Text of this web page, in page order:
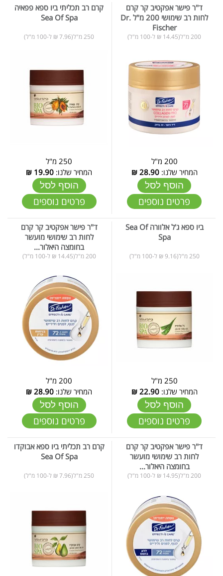
ד"ר פישר אפקטיב קר קרם
לחות רב שימושי 200 מ"ל Dr.
Fischer
200 מ"ל(14.45 ₪ ל-100 מ"ל)
200 מ"ל
המחיר שלנו:28.90
₪
הוסף לסל
פרטים נוספים
קרם רב תכליתי ביו ספא פפאיה
Sea Of Spa
250 מ"ל(7.96 ₪ ל-100 מ"ל)
250 מ"ל
המחיר שלנו: 19.90
₪
הוסף לסל
פרטים נוספים
ביו ספא ג'ל אלוורה Sea Of
Spa
250 מ"ל(9.16 ₪ ל-100 מ"ל)
250 מ"ל
המחיר שלנו:22.90
₪
הוסף לסל
פרטים נוספים
ד"ר פישר אפקטיב קר קרם
לחות רב שימושי מועשר
בחומצה היאלור...
200 מ"ל(14.45 ₪ ל-100 מ"ל)
200 מ"ל
המחיר שלנו: 28.90
₪
הוסף לסל
פרטים נוספים
ד"ר פישר אפקטיב קר קרם
לחות רב שימושי מועשר
בחומצה היאלור...
200 מ"ל(14.95 ₪ ל-100 מ"ל)
קרם רב תכליתי ביו ספא אבוקדו
Sea Of Spa
250 מ"ל(7.96 ₪ ל-100 מ"ל)